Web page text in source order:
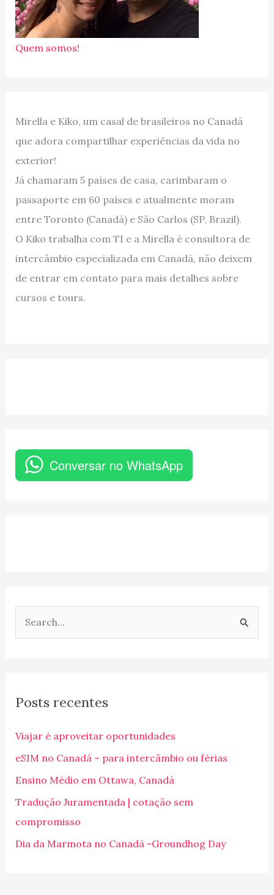
Quem somos!
Mirella e Kiko, um casal de brasileiros no Canadá
que adora compartilhar experiências da vida no
exterior!
Já chamaram 5 países de casa, carimbaram o
passaporte em 60 países e atualmente moram
entre Toronto (Canadá) e São Carlos (SP, Brazil).
O Kiko trabalha com TI e a Mirella é consultora de
intercâmbio especializada em Canadá, não deixem
de entrar em contato para mais detalhes sobre
cursos e tours.
Conversar no WhatsApp
u
s
a
r
p
o
r
Posts recentes
Viajar é aproveitar oportunidades
eSIM no Canadá – para intercâmbio ou férias
Ensino Médio em Ottawa, Canadá
Tradução Juramentada | cotação sem
compromisso
Dia da Marmota no Canadá -Groundhog Day